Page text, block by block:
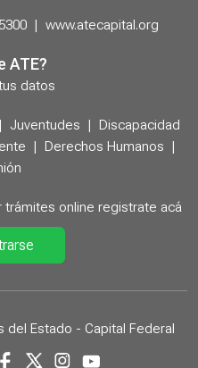
| www.atecapital.org
ATE?
datos
| Juventudes | Discapacidad
| Derechos Humanos |
trámites online registrate acá
Estado - Capital Federal